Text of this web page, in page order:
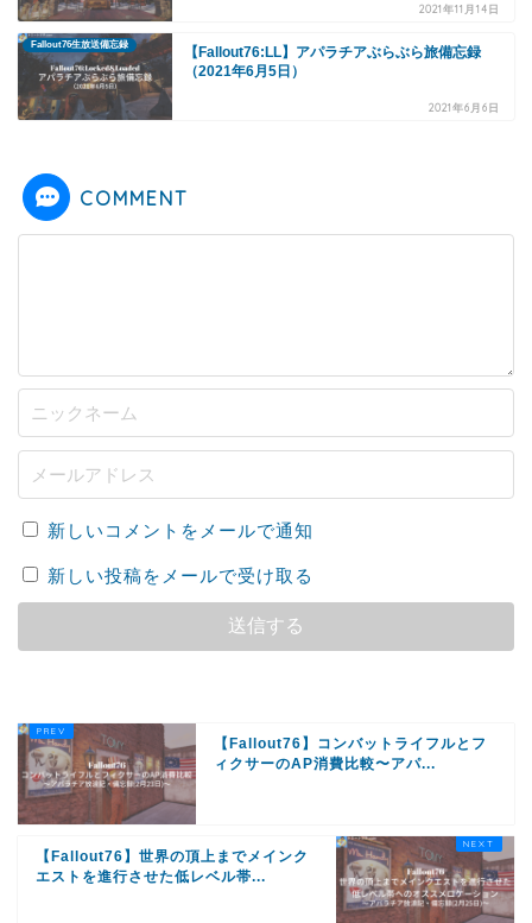
2021年11月14日
Fallout76生放送備忘録
【Fallout76:LL】アパラチアぶらぶら旅備忘録
（2021年6月5日）
2021年6月6日
COMMENT
新しいコメントをメールで通知
新しい投稿をメールで受け取る
【Fallout76】コンバットライフルとフ
ィクサーのAP消費比較〜アパ...
【Fallout76】世界の頂上までメインク
エストを進行させた低レベル帯...